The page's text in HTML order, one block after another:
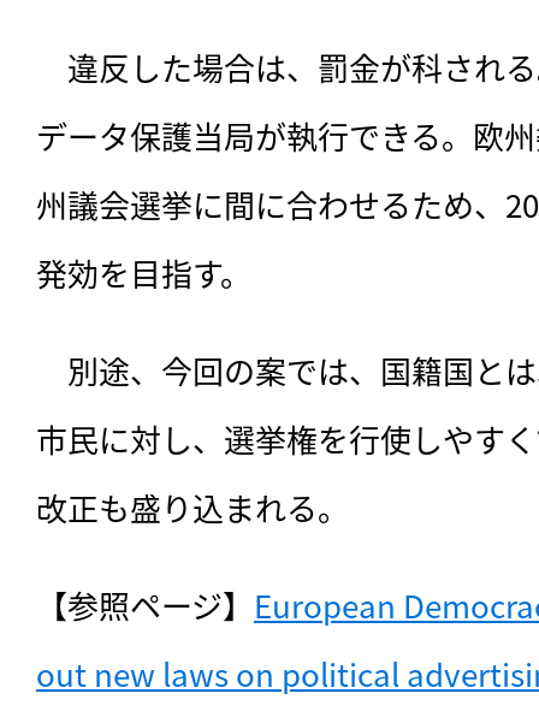
違反した場合は、罰金が科され
データ保護当局が執行できる。欧
州議会選挙に間に合わせるため、
発効を目指す。
別途、今回の案では、国籍国と
市民に対し、選挙権を行使しやす
改正も盛り込まれる。
【参照ページ】 European
out new laws on political